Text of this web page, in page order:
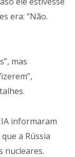
era: “Não.
mas
informaram
a Rússia
nucleares.